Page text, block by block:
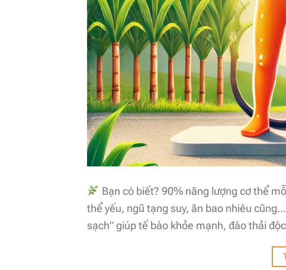
Bạn có biết? 90% năng lượng cơ thể
thể yếu, ngũ tạng suy, ăn bao nhiêu
sạch” giúp tế bào khỏe mạnh, đào thải